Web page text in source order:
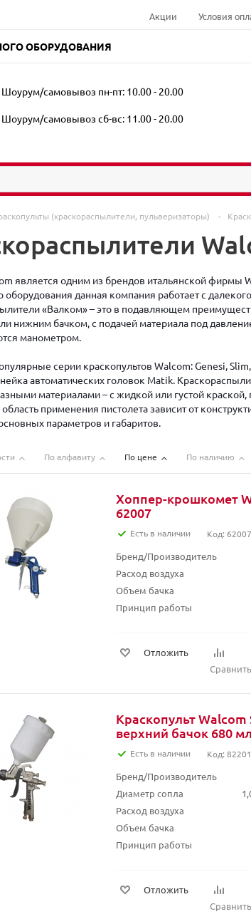
Акции Условия
ОБОРУДОВАНИЯ
Шоурум/самовывоз пн-пт: 10.00 - 20.00
Шоурум/самовывоз сб-вс: 11.00 - 20.00
(краскораспылители, пульверизаторы) -
является одним из брендов итальянской фирмы
оборудования данная компания работает с
«Валком» – это в подавляющем
нижним бачком, с подачей материала под
манометром.
серии краскопультов Walcom: Genesi,
автоматических головок Matik.
материалами – с жидкой или густой
область применения пистолета зависит от
параметров и габаритов.
По алфавиту По цене По наличию
Хоппер-крошкомет
62007
Есть в наличии Код: 62007
Бренд/Производитель
Расход воздуха
Объем бачка
Принцип работы
Отложить
Сравнить
Краскопульт Walcom
верхний бачок 680
Есть в наличии Код:
Бренд/Производитель
Диаметр сопла
Расход воздуха
Объем бачка
Принцип работы
Отложить
Сравнить